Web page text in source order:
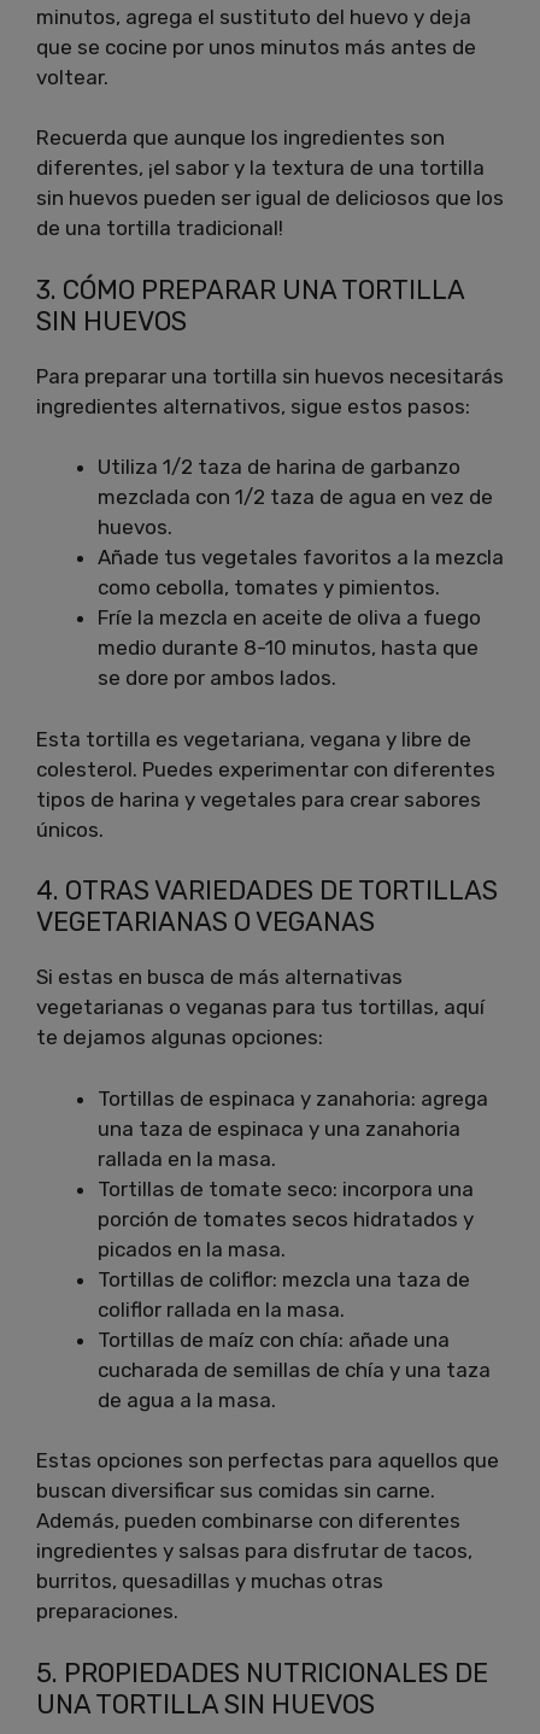
minutos, agrega el sustituto del huevo y deja
que se cocine por unos minutos más antes de
voltear.
Recuerda que aunque los ingredientes son
diferentes, ¡el sabor y la textura de una tortilla
sin huevos pueden ser igual de deliciosos que los
de una tortilla tradicional!
3. CÓMO PREPARAR UNA TORTILLA
SIN HUEVOS
Para preparar una tortilla sin huevos necesitarás
ingredientes alternativos, sigue estos pasos:
Utiliza 1/2 taza de harina de garbanzo
mezclada con 1/2 taza de agua en vez de
huevos.
Añade tus vegetales favoritos a la mezcla
como cebolla, tomates y pimientos.
Fríe la mezcla en aceite de oliva a fuego
medio durante 8-10 minutos, hasta que
se dore por ambos lados.
Esta tortilla es vegetariana, vegana y libre de
colesterol. Puedes experimentar con diferentes
tipos de harina y vegetales para crear sabores
únicos.
4. OTRAS VARIEDADES DE TORTILLAS
VEGETARIANAS O VEGANAS
Si estas en busca de más alternativas
vegetarianas o veganas para tus tortillas, aquí
te dejamos algunas opciones:
Tortillas de espinaca y zanahoria: agrega
una taza de espinaca y una zanahoria
rallada en la masa.
Tortillas de tomate seco: incorpora una
porción de tomates secos hidratados y
picados en la masa.
Tortillas de coliflor: mezcla una taza de
coliflor rallada en la masa.
Tortillas de maíz con chía: añade una
cucharada de semillas de chía y una taza
de agua a la masa.
Estas opciones son perfectas para aquellos que
buscan diversificar sus comidas sin carne.
Además, pueden combinarse con diferentes
ingredientes y salsas para disfrutar de tacos,
burritos, quesadillas y muchas otras
preparaciones.
5. PROPIEDADES NUTRICIONALES DE
UNA TORTILLA SIN HUEVOS